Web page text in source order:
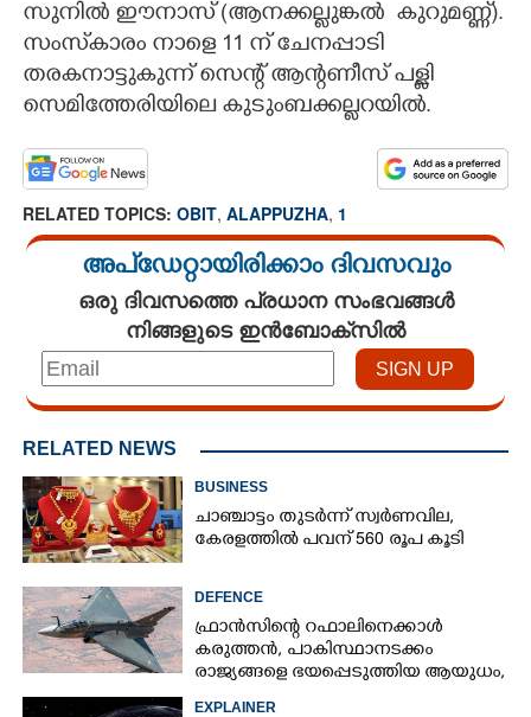
സുനിൽ ഈനാസ് (ആനക്കല്ലുങ്കൽ ​ കുറുമ​ണ്ണ്).
സംസ്​കാരം നാളെ 11 ന് ചേനപ്പാടി
തരകനാട്ടുകുന്ന് സെന്റ് ആന്റണീസ് പള്ളി
സെമിത്തേരിയിലെ കുടുംബക്കല്ല​റ​യിൽ.
RELATED TOPICS: OBIT, ALAPPUZHA, 1
അപ്ഡേറ്റായിരിക്കാം ദിവസവും
ഒരു ദിവസത്തെ പ്രധാന സംഭവങ്ങൾ
നിങ്ങളുടെ ഇൻബോക്സിൽ
RELATED NEWS
BUSINESS
ചാഞ്ചാട്ടം തുടർന്ന് സ്വർണവില,
കേരളത്തിൽ പവന് 560 രൂപ കൂടി
DEFENCE
ഫ്രാൻസിന്റെ റഫാലിനെക്കാൾ
കരുത്തൻ,​ പാകിസ്ഥാനടക്കം
രാജ്യങ്ങളെ ഭയപ്പെടുത്തിയ ആയുധം,​
ഇന്ത്യ നിർമ്മിച്ച എണ്ണം 100ലേക്ക്
EXPLAINER